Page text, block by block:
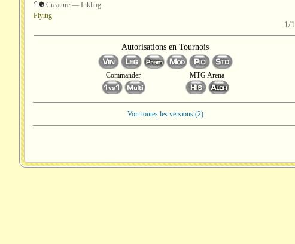
Creature — Inkling
Flying
1/1
Autorisations en Tournois
Commander MTG Arena
Voir toutes les versions (2)